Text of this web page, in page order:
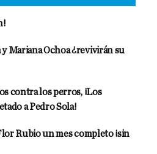
Mariana Ochoa ¿revivirán su
contra los perros, ¡Los
a Pedro Sola!
Rubio un mes completo ¡sin